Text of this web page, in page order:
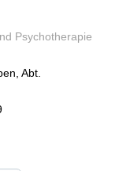
Psychotherapie
Abt.